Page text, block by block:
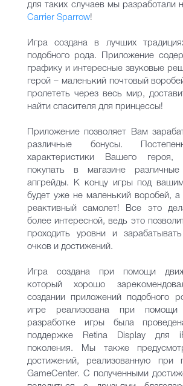
для таких случаев мы разработали
Carrier Sparrow!
Игра создана в лучших
подобного рода. Приложение
графику и интересные звуковые
герой – маленький почтовый
пролететь через весь мир,
найти спасителя для принцессы!
Приложение позволяет Вам
различные бонусы.
характеристики Вашего
покупать в магазине
апгрейды. К концу игры под
будет уже не маленький воробей, а
реактивный самолет! Все это
более интересной, ведь это
проходить уровни и
очков и достижений.
Игра создана при помощи
который хорошо
создании приложений подобного
игре реализована при
разработке игры была
поддержке Retina Display для
поколения. Мы также
достижений, реализованную при
GameCenter. С полученными